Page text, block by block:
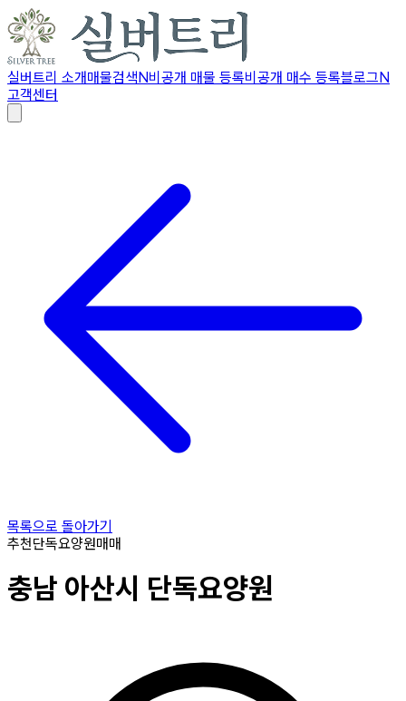
실버트리 소개매물검색N비공개 매물 등록비공개 매수 등록블로그N
고객센터
목록으로 돌아가기
추천단독요양원매매
충남 아산시 단독요양원